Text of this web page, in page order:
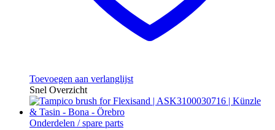
Toevoegen aan verlanglijst
Snel Overzicht
Onderdelen / spare parts